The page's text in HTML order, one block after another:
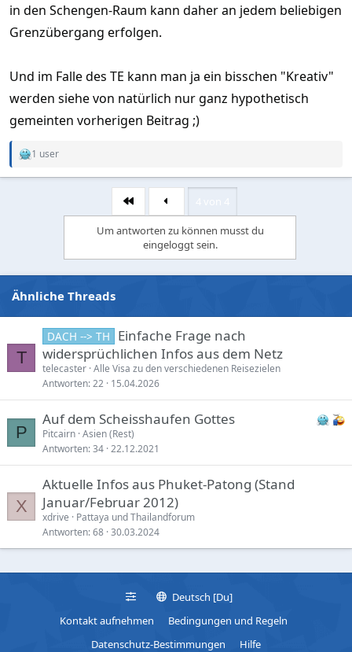
in den Schengen-Raum kann daher an jedem beliebigen
Grenzübergang erfolgen.
Und im Falle des TE kann man ja ein bisschen "Kreativ"
werden siehe von natürlich nur ganz hypothetisch
gemeinten vorherigen Beitrag ;)
R
1 user
Erste
Um antworten zu können musst du
eingeloggt sein.
Ähnliche Threads
T
DACH --> TH
Einfache Frage nach
widersprüchlichen Infos aus dem Netz
telecaster Alle Visa zu den verschiedenen Reisezielen
Antworten 22 15.04.2026
P
Auf dem Scheisshaufen Gottes
Pitcairn Asien (Rest)
Antworten 34 22.12.2021
X
Aktuelle Infos aus Phuket-Patong (Stand
Januar/Februar 2012)
xdrive
Pattaya und Thailandforum
Antworten 68 30.03.2024
Deutsch [Du]
Kontakt aufnehmen
Bedingungen und Regeln
Datenschutz-Bestimmungen
Hilfe